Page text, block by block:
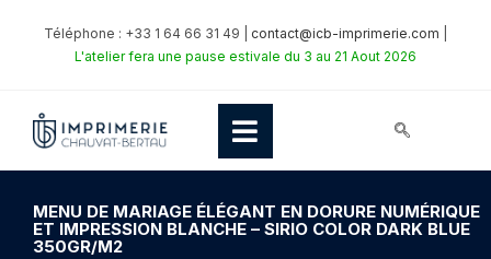
Téléphone : +33 1 64 66 31 49 | contact@icb-imprimerie.com
L'atelier fera une pause estivale du 3 au 21 Aout 2026
MENU DE MARIAGE ÉLÉGANT EN DORURE NUMÉRIQUE
ET IMPRESSION BLANCHE – SIRIO COLOR DARK BLUE
350GR/M2